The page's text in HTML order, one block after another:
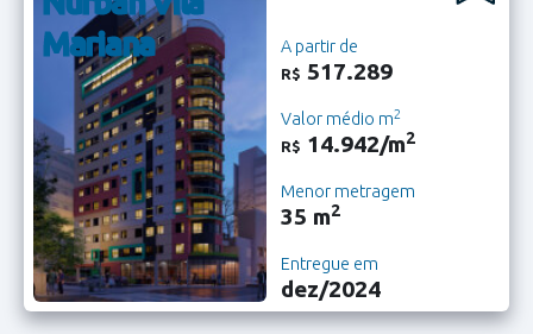
Mariana
A partir de
R$ 517.289
Valor médio m2
R$ 14.942/m2
Menor metragem
35 m2
Entregue em
dez/2024